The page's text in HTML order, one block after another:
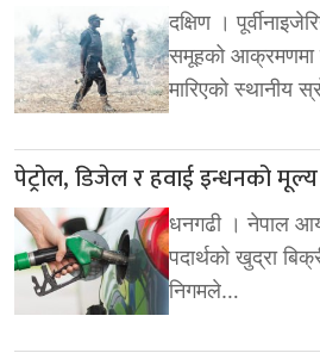
दक्षिण ।
समूहको आक्रमणमा
मारिएको स्थानीय
पेट्रोल, डिजेल र हवाई इन्धनको
धनगढी । नेपाल
पदार्थको खुद्रा
निगमले…